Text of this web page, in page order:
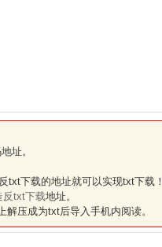
址。
txt下载的地址就可以实现txt下载！
反txt下载地址。
压成为txt后导入手机内阅读。